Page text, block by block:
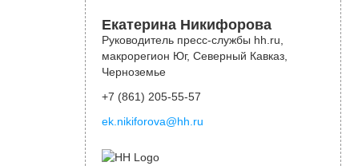
Екатерина Никифорова
Руководитель пресс-службы hh.ru,
макрорегион Юг, Северный Кавказ,
Черноземье
+7 (861) 205-55-57
ek.nikiforova@hh.ru